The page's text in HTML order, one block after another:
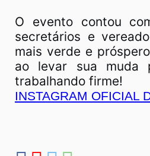
O evento contou
secretários e
mais verde e
ao levar sua muda
trabalhando firme!
INSTAGRAM OFICIAL